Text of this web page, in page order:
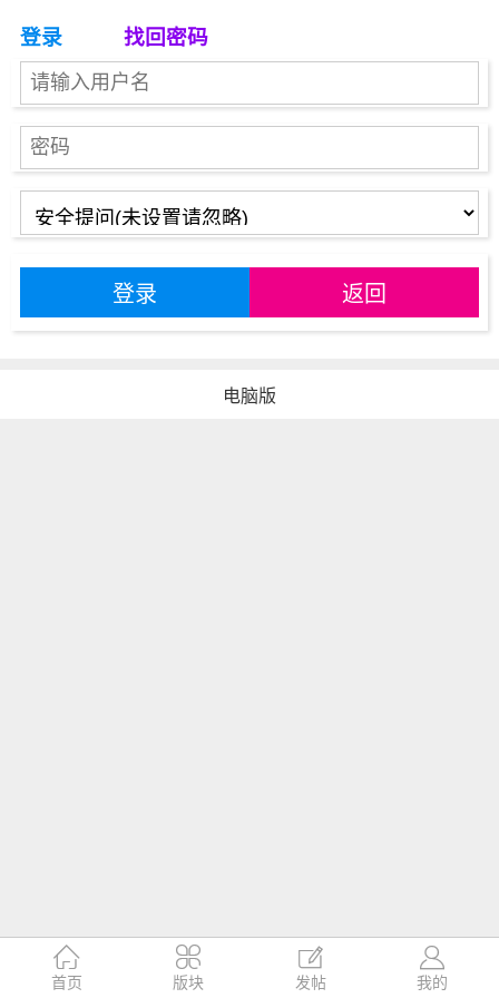
登录 找回密码
登录 返回

首页

版块

发帖

我的
电脑版